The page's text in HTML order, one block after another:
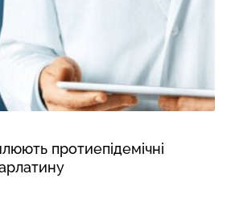
протиепідемічні